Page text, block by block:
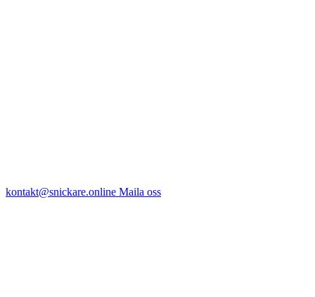
kontakt@snickare.online Maila oss